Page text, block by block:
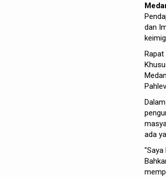
dan
Rapat
ada